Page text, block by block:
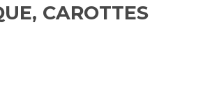
CAROTTES